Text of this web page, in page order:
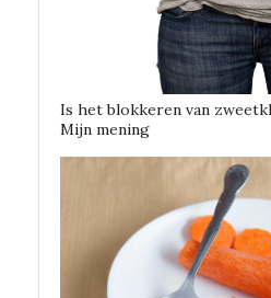
Is het blokkeren van
Mijn mening